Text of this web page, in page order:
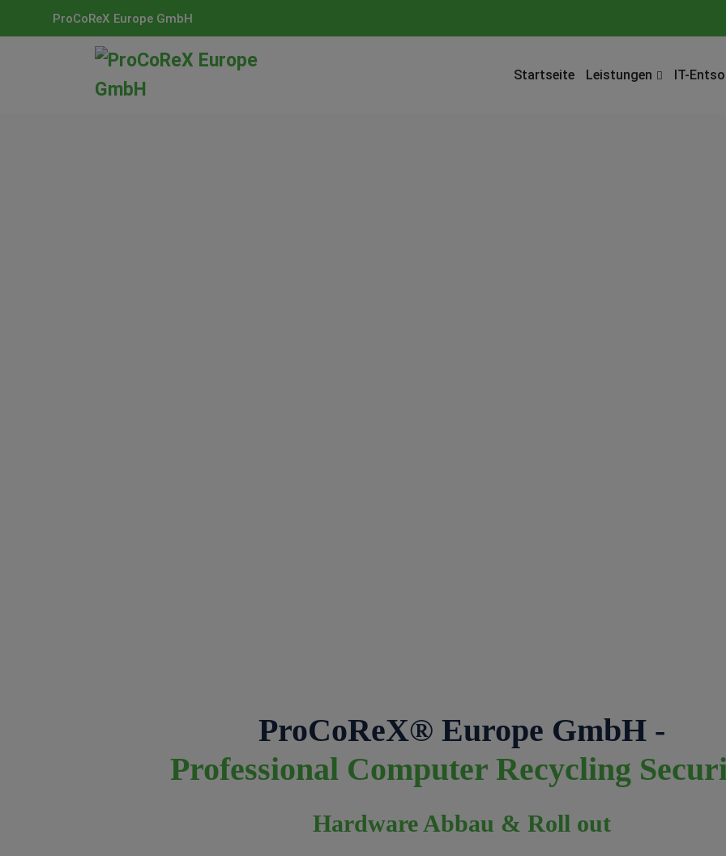
ProCoReX Europe GmbH
Startseite Leistungen IT-
ProCoReX® Europe GmbH -
Professional Computer Recycling
Hardware Abbau & Roll out